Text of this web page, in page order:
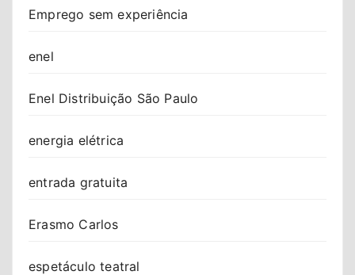
Emprego sem experiência
enel
Enel Distribuição São Paulo
energia elétrica
entrada gratuita
Erasmo Carlos
espetáculo teatral